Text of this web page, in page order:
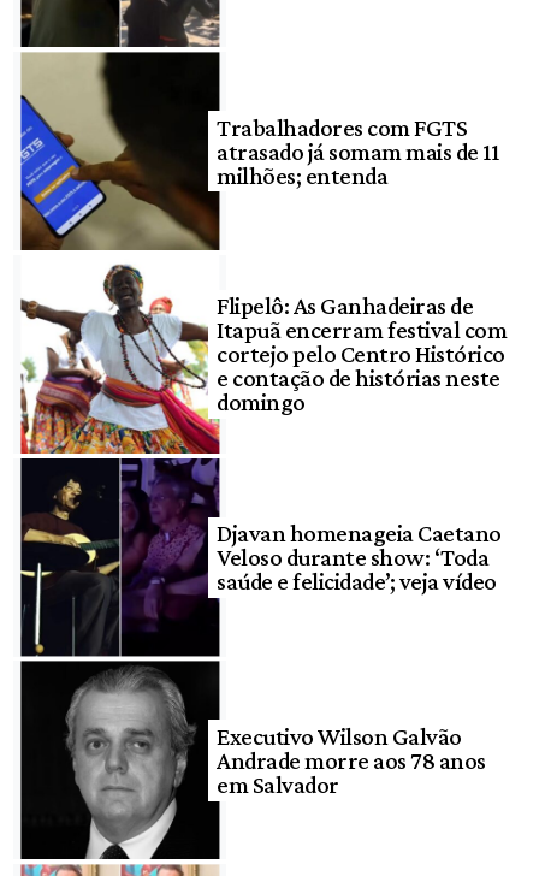
Trabalhadores com FGTS
atrasado já somam mais de 11
milhões; entenda
Flipelô: As Ganhadeiras de
Itapuã encerram festival com
cortejo pelo Centro Histórico
e contação de histórias neste
domingo
Djavan homenageia Caetano
Veloso durante show: ‘Toda
saúde e felicidade’; veja vídeo
Executivo Wilson Galvão
Andrade morre aos 78 anos
em Salvador